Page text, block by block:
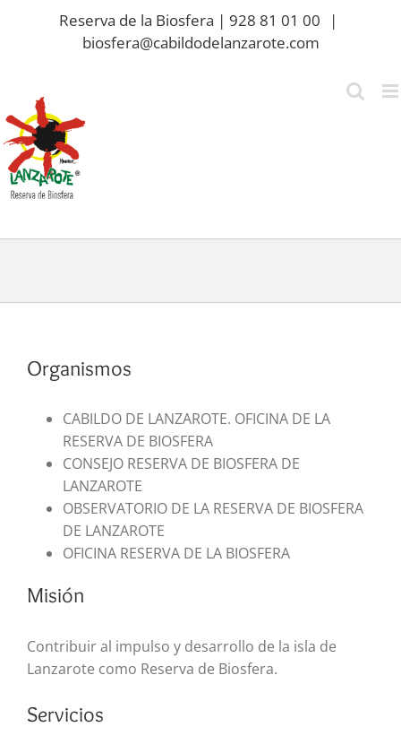
Reserva de la Biosfera | 928 81 01 00
|
biosfera@cabildodelanzarote.com
Organismos
CABILDO DE LANZAROTE. OFICINA DE LA
RESERVA DE BIOSFERA
CONSEJO RESERVA DE BIOSFERA DE
LANZAROTE
OBSERVATORIO DE LA RESERVA DE BIOSFERA
DE LANZAROTE
OFICINA RESERVA DE LA BIOSFERA
Misión
Contribuir al impulso y desarrollo de la isla de
Lanzarote como Reserva de Biosfera.
Servicios